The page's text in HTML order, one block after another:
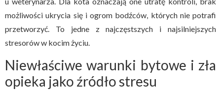
możliwości ukrycia się i ogrom bodźców, których nie potrafi
przetworzyć. To jedne z najczęstszych i najsilniejszych
stresorów w kocim życiu.
Niewłaściwe warunki bytowe i zła
opieka jako źródło stresu